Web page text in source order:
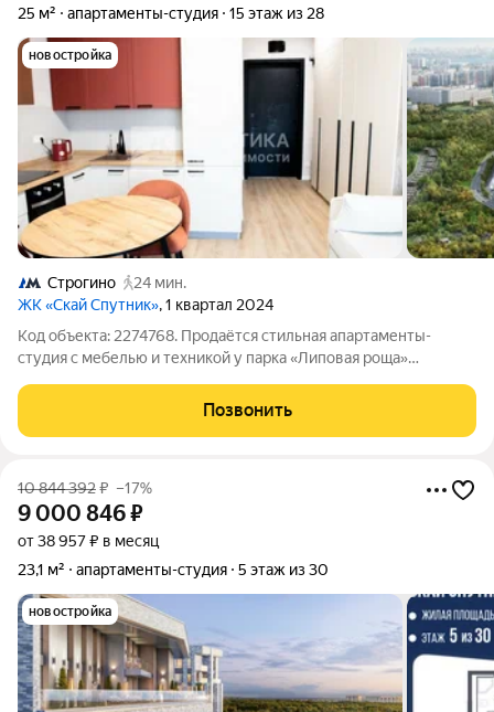
25 м² апартаменты-студия 15 этаж из 28
новостройка
Строгино
24 мин.
ЖК «Скай Спутник», 1 квартал 2024
Код объекта: 2274768. Продаётся стильная апартаменты-
студия с мебелью и техникой у парка «Липовая роща»
студия с продуманной планировкой
Позвонить
10 844 392₽ –17%
9 000 846₽
от 38 957 ₽ в месяц
23,1 м²
апартаменты-студия 5 этаж из 30
новостройка